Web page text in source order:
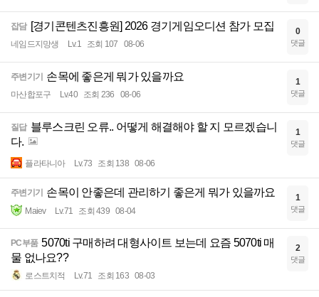
잡담 [경기콘텐츠진흥원] 2026 경기게임오디션 참가 모집
네임드지망생 Lv.1 조회 107 08-06
0
댓글
주변기기 손목에 좋은게 뭐가 있을까요
마산합포구 Lv.40 조회 236 08-06
1
댓글
질답 블루스크린 오류.. 어떻게 해결해야 할 지 모르겠습니
다.
플라타니아 Lv.73 조회 138 08-06
1
댓글
주변기기 손목이 안좋은데 관리하기 좋은게 뭐가 있을까요
Maiev Lv.71 조회 439 08-04
1
댓글
PC부품 5070ti 구매하려 대형사이트 보는데 요즘 5070ti 매
물 없나요??
로스트치적 Lv.71 조회 163 08-03
2
댓글